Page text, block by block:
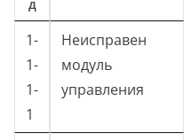
д
1-
1-
1-
1
Неисправен
модуль
управления